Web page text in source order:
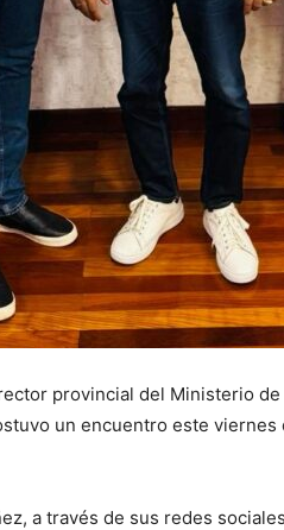
provincial del Ministerio
un encuentro este
a través de sus redes